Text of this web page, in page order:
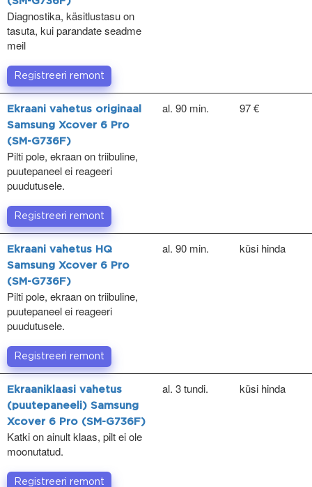
Diagnostika, käsitlustasu on
tasuta, kui parandate seadme
meil
Registreeri remont
Ekraani vahetus originaal
Samsung Xcover 6 Pro
(SM-G736F)
Pilti pole, ekraan on triibuline,
puutepaneel ei reageeri
puudutusele.
al. 90 min. 97 €
Registreeri remont
Ekraani vahetus HQ
Samsung Xcover 6 Pro
(SM-G736F)
Pilti pole, ekraan on triibuline,
puutepaneel ei reageeri
puudutusele.
al. 90 min. küsi hinda
Registreeri remont
Ekraaniklaasi vahetus
(puutepaneeli) Samsung
Xcover 6 Pro (SM-G736F)
Katki on ainult klaas, pilt ei ole
moonutatud.
al. 3 tundi. küsi hinda
Registreeri remont